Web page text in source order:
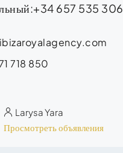
+34 657 535 306
718 850
Larysa Yara
Просмотреть объявления